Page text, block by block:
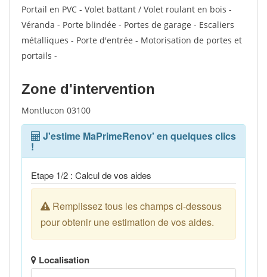
Portail en PVC - Volet battant / Volet roulant en bois -
Véranda - Porte blindée - Portes de garage - Escaliers
métalliques - Porte d'entrée - Motorisation de portes et
portails -
Zone d'intervention
Montlucon 03100